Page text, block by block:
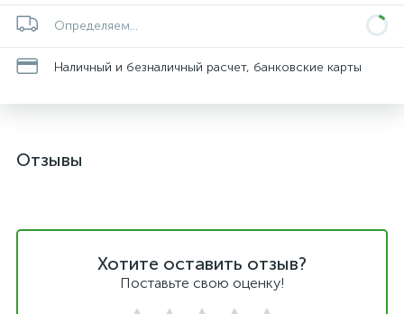
Определяем...
Наличный и безналичный расчет, банковские карты
Отзывы
Хотите оставить отзыв?
Поставьте свою оценку!